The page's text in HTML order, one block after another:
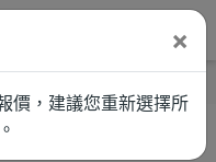
×
價，建議您重新選擇所